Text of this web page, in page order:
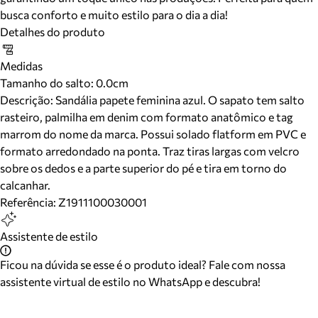
busca conforto e muito estilo para o dia a dia!
Detalhes do produto
Medidas
Tamanho do salto: 0.0cm
Descrição: Sandália papete feminina azul. O sapato tem salto
rasteiro, palmilha em denim com formato anatômico e tag
marrom do nome da marca. Possui solado flatform em PVC e
formato arredondado na ponta. Traz tiras largas com velcro
sobre os dedos e a parte superior do pé e tira em torno do
calcanhar.
Referência: Z1911100030001
Assistente de estilo
Ficou na dúvida se esse é o produto ideal? Fale com nossa
assistente virtual de estilo no WhatsApp e descubra!